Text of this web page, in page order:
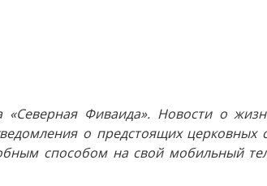
«Северная Фиваида». Новости о
о предстоящих
способом на свой мобильный